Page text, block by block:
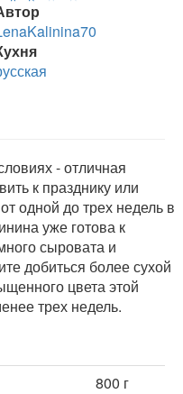
- отличная
к празднику или
одной до трех недель в
уже готова к
сыровата и
добиться более сухой
цвета этой
трех недель.
800 г